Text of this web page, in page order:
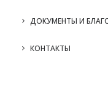
ДОКУМЕНТЫ И
КОНТАКТЫ